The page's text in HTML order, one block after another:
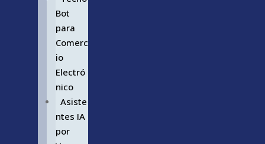
Bot
para
Comerc
io
Electró
nico
Asiste
ntes IA
por